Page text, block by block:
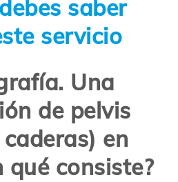
saber
servicio
Una
de pelvis
en
qué consiste?